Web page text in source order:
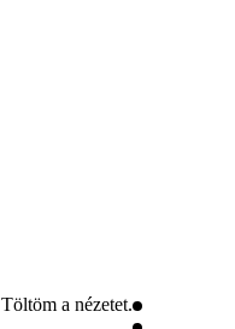
Töltöm a nézetet.